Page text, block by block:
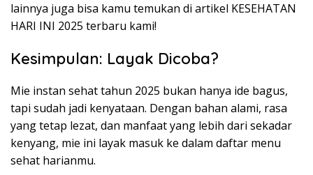
lainnya juga bisa kamu temukan di artikel KESEHATAN
HARI INI 2025 terbaru kami!
Kesimpulan: Layak Dicoba?
Mie instan sehat tahun 2025 bukan hanya ide bagus,
tapi sudah jadi kenyataan. Dengan bahan alami, rasa
yang tetap lezat, dan manfaat yang lebih dari sekadar
kenyang, mie ini layak masuk ke dalam daftar menu
sehat harianmu.